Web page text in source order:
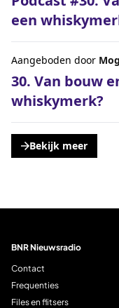
een
30. Van bouw
whiskymerk?
Aangeboden door
Bekijk meer
, opent een nieuwe
BNR Nieuwsradio
Contact
Frequenties
Files en flitsers